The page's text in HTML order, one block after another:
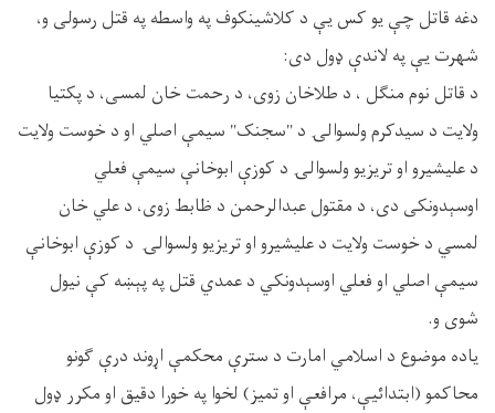
دغه قاتل چې يو کس يې د کلاشینکوف په واسطه په قتل رسولی و،
شهرت يې په لاندې ډول دی:
د قاتل نوم منګل ، د طلاخان زوی، د رحمت خان لمسی، د پکتیا
ولایت د سیدکرم ولسوالۍ د "سجنک" سیمې اصلي او د خوست ولایت
د علیشیرو او تریزیو ولسوالۍ د کوزې ابوخانې سیمې فعلي
اوسېدونکی دی، د مقتول عبدالرحمن د ظابط زوی، د علي خان
لمسي د خوست ولایت د عليشیرو او تریزیو ولسوالۍ د کوزې ابوخانې
سیمې اصلي او فعلي اوسېدونکي د عمدي قتل په پېښه کې نيول
شوی و.
یاده موضوع د اسلامي امارت د سترې محکمې اړوند درې ګونو
محاکمو (ابتدائیې، مرافعې او تمیز) لخوا په خورا دقیق او مکرر ډول